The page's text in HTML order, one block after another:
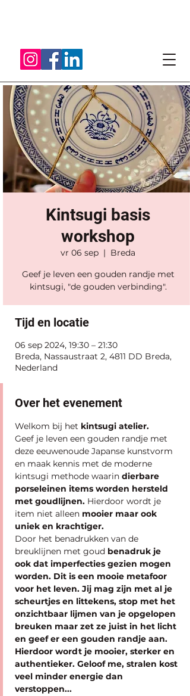
Kintsugi basis
workshop
vr 06 sep
  |
Breda
Geef je leven een gouden randje met
kintsugi, "de gouden verbinding".
Tijd en locatie
06 sep 2024, 19:30 – 21:30
Breda, Nassaustraat 2, 4811 DD Breda,
Nederland
Over het evenement
Welkom bij het kintsugi atelier.
Geef je leven een gouden randje met
deze eeuwenoude Japanse kunstvorm
en maak kennis met de moderne
kintsugi methode waarin dierbare
porseleinen items worden hersteld
met goudlijnen. Hierdoor wordt je
item niet alleen mooier maar ook
uniek en krachtiger.
Door het benadrukken van de
breuklijnen met goud benadruk je
ook dat imperfecties gezien mogen
worden. Dit is een mooie metafoor
voor het leven. Jij mag zijn met al je
scheurtjes en littekens, stop met het
onzichtbaar lijmen van je opgelopen
breuken maar zet ze juist in het licht
en geef er een gouden randje aan.
Hierdoor wordt je mooier, sterker en
authentieker. Geloof me, stralen kost
veel minder energie dan
verstoppen...